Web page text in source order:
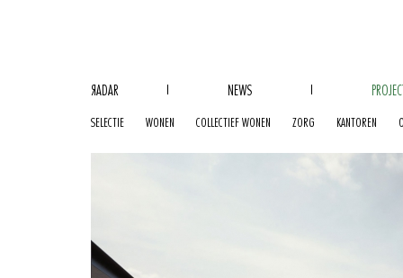
RADAR NEWS
SELECTIE WONEN COLLECTIEF WONEN ZORG KANTOREN